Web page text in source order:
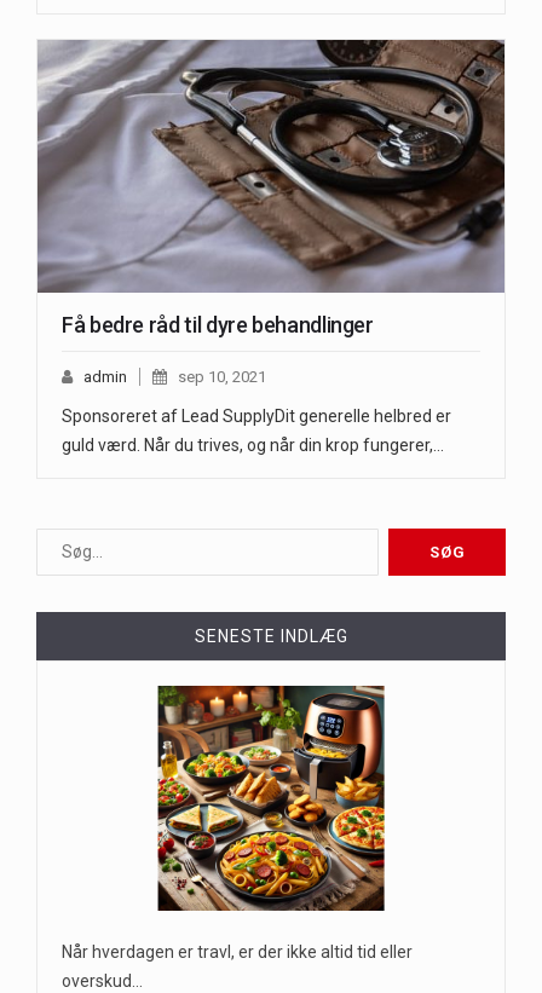
Få bedre råd til dyre behandlinger
admin sep 10, 2021
Sponsoreret af Lead SupplyDit generelle helbred er
guld værd. Når du trives, og når din krop fungerer,…
SENESTE INDLÆG
Når hverdagen er travl, er der ikke altid tid eller
overskud…